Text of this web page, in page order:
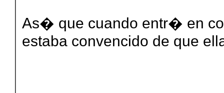
As� que cuando entr� en
estaba convencido de que